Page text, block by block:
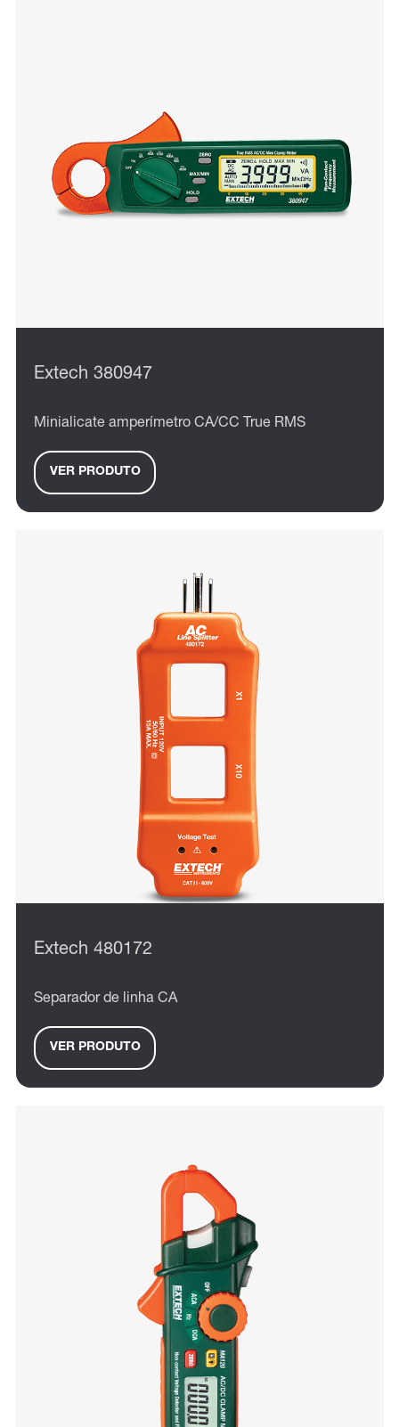
Extech 380947
Minialicate amperímetro CA/CC True RMS
VER PRODUTO
Extech 480172
Separador de linha CA
VER PRODUTO